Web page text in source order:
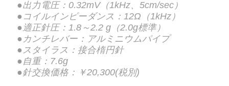
●出力電圧：0.32mV（1kHz、5cm/sec）
●コイルインピーダンス：12Ω（1kHz）
●適正針圧：1.8～2.2 g（2.0g標準）
●カンチレバー：アルミニウムパイプ
●スタイラス：接合楕円針
●自重：7.6g
●針交換価格：￥20,300(税別)